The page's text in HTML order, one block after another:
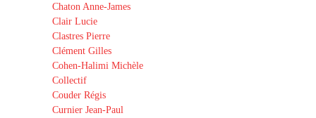
Chaton Anne-James
Clair Lucie
Clastres Pierre
Clément Gilles
Cohen-Halimi Michèle
Collectif
Couder Régis
Curnier Jean-Paul